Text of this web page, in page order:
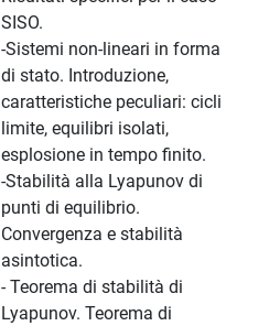
SISO.
-Sistemi non-lineari in forma
di stato. Introduzione,
caratteristiche peculiari: cicli
limite, equilibri isolati,
esplosione in tempo finito.
-Stabilità alla Lyapunov di
punti di equilibrio.
Convergenza e stabilità
asintotica.
- Teorema di stabilità di
Lyapunov. Teorema di